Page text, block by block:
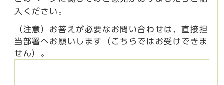
入ください。
（注意）お答えが必要なお問い合わせは、直接担
当部署へお願いします（こちらではお受けできま
せん）。